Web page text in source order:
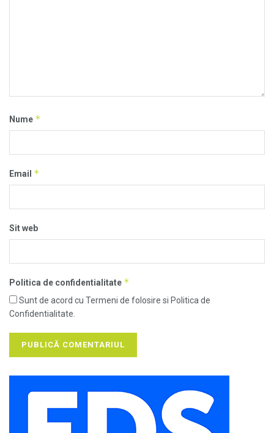
Nume *
Email *
Sit web
Politica de confidentialitate *
Sunt de acord cu Termeni de folosire si Politica de
Confidentialitate.